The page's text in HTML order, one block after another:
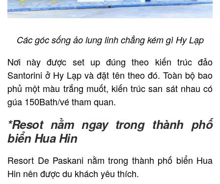
Các góc sống ảo lung linh chẳng kém gì Hy Lạp
Nơi này được set up đúng theo kiến trúc đảo
Santorini ở Hy Lạp và đặt tên theo đó. Toàn bộ bao
phủ một màu trắng muốt, kiến trúc san sát nhau có
gúa 150Bath/vé tham quan.
*Resot nằm ngay trong thành phố
biển Hua Hin
Resort De Paskani nằm trong thành phố biển Hua
Hin nên được du khách yêu thích.